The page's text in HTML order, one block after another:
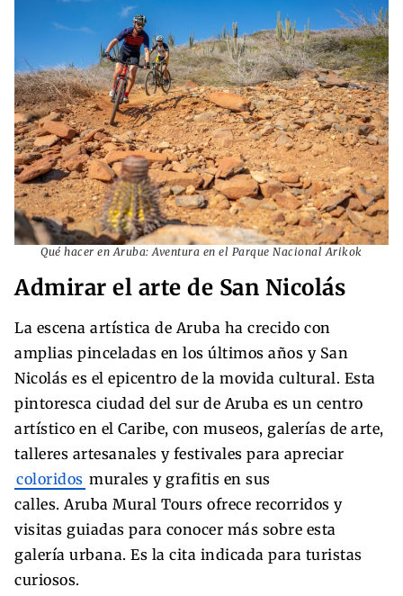
Qué hacer en Aruba: Aventura en el Parque Nacional Arikok
Admirar el arte de San Nicolás
La escena artística de Aruba ha crecido con
amplias pinceladas en los últimos años y San
Nicolás es el epicentro de la movida cultural. Esta
pintoresca ciudad del sur de Aruba es un centro
artístico en el Caribe, con museos, galerías de arte,
talleres artesanales y festivales para apreciar
coloridos murales y grafitis en sus
calles. Aruba Mural Tours ofrece recorridos y
visitas guiadas para conocer más sobre esta
galería urbana. Es la cita indicada para turistas
curiosos.